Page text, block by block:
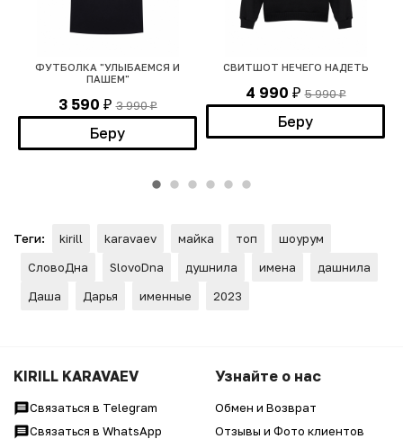
ФУТБОЛКА "УЛЫБАЕМСЯ И
ПАШЕМ"
3 590 ₽ 3 990₽
Беру
СВИТШОТ НЕЧЕГО НАДЕТЬ
4 990 ₽ 5 990₽
Беру
Теги: kirill karavaev майка топ
шоурум
СловоДна
SlovoDna душнила имена
дашнила
Даша
Дарья именные 2023
KIRILL KARAVAEV
Связаться в Telegram
Связаться в WhatsApp
Узнайте о нас
Обмен и Возврат
Отзывы и Фото клиентов